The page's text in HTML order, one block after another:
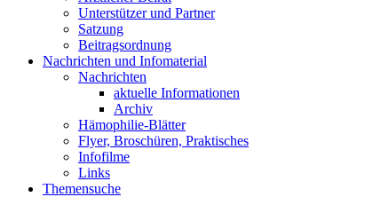
Unterstützer und Partner
Satzung
Beitragsordnung
Nachrichten und Infomaterial
Nachrichten
aktuelle Informationen
Archiv
Hämophilie-Blätter
Flyer, Broschüren, Praktisches
Infofilme
Links
Themensuche